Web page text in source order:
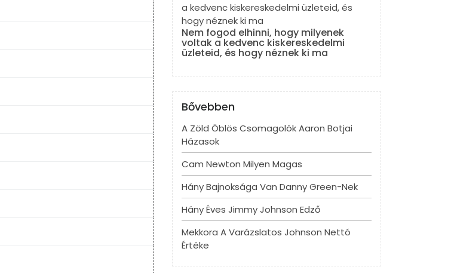
Nem fogod elhinni, hogy milyenek
voltak a kedvenc kiskereskedelmi
üzleteid, és hogy néznek ki ma
Bővebben
A Zöld Öblös Csomagolók Aaron Botjai
Házasok
Cam Newton Milyen Magas
Hány Bajnoksága Van Danny Green-Nek
Hány Éves Jimmy Johnson Edző
Mekkora A Varázslatos Johnson Nettó
Értéke